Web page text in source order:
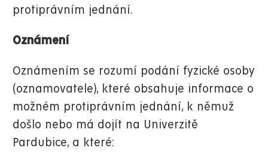
protiprávním jednání.
Oznámení
Oznámením se rozumí podání fyzické osoby
(oznamovatele), které obsahuje informace o
možném protiprávním jednání, k němuž
došlo nebo má dojít na Univerzitě
Pardubice, a které: